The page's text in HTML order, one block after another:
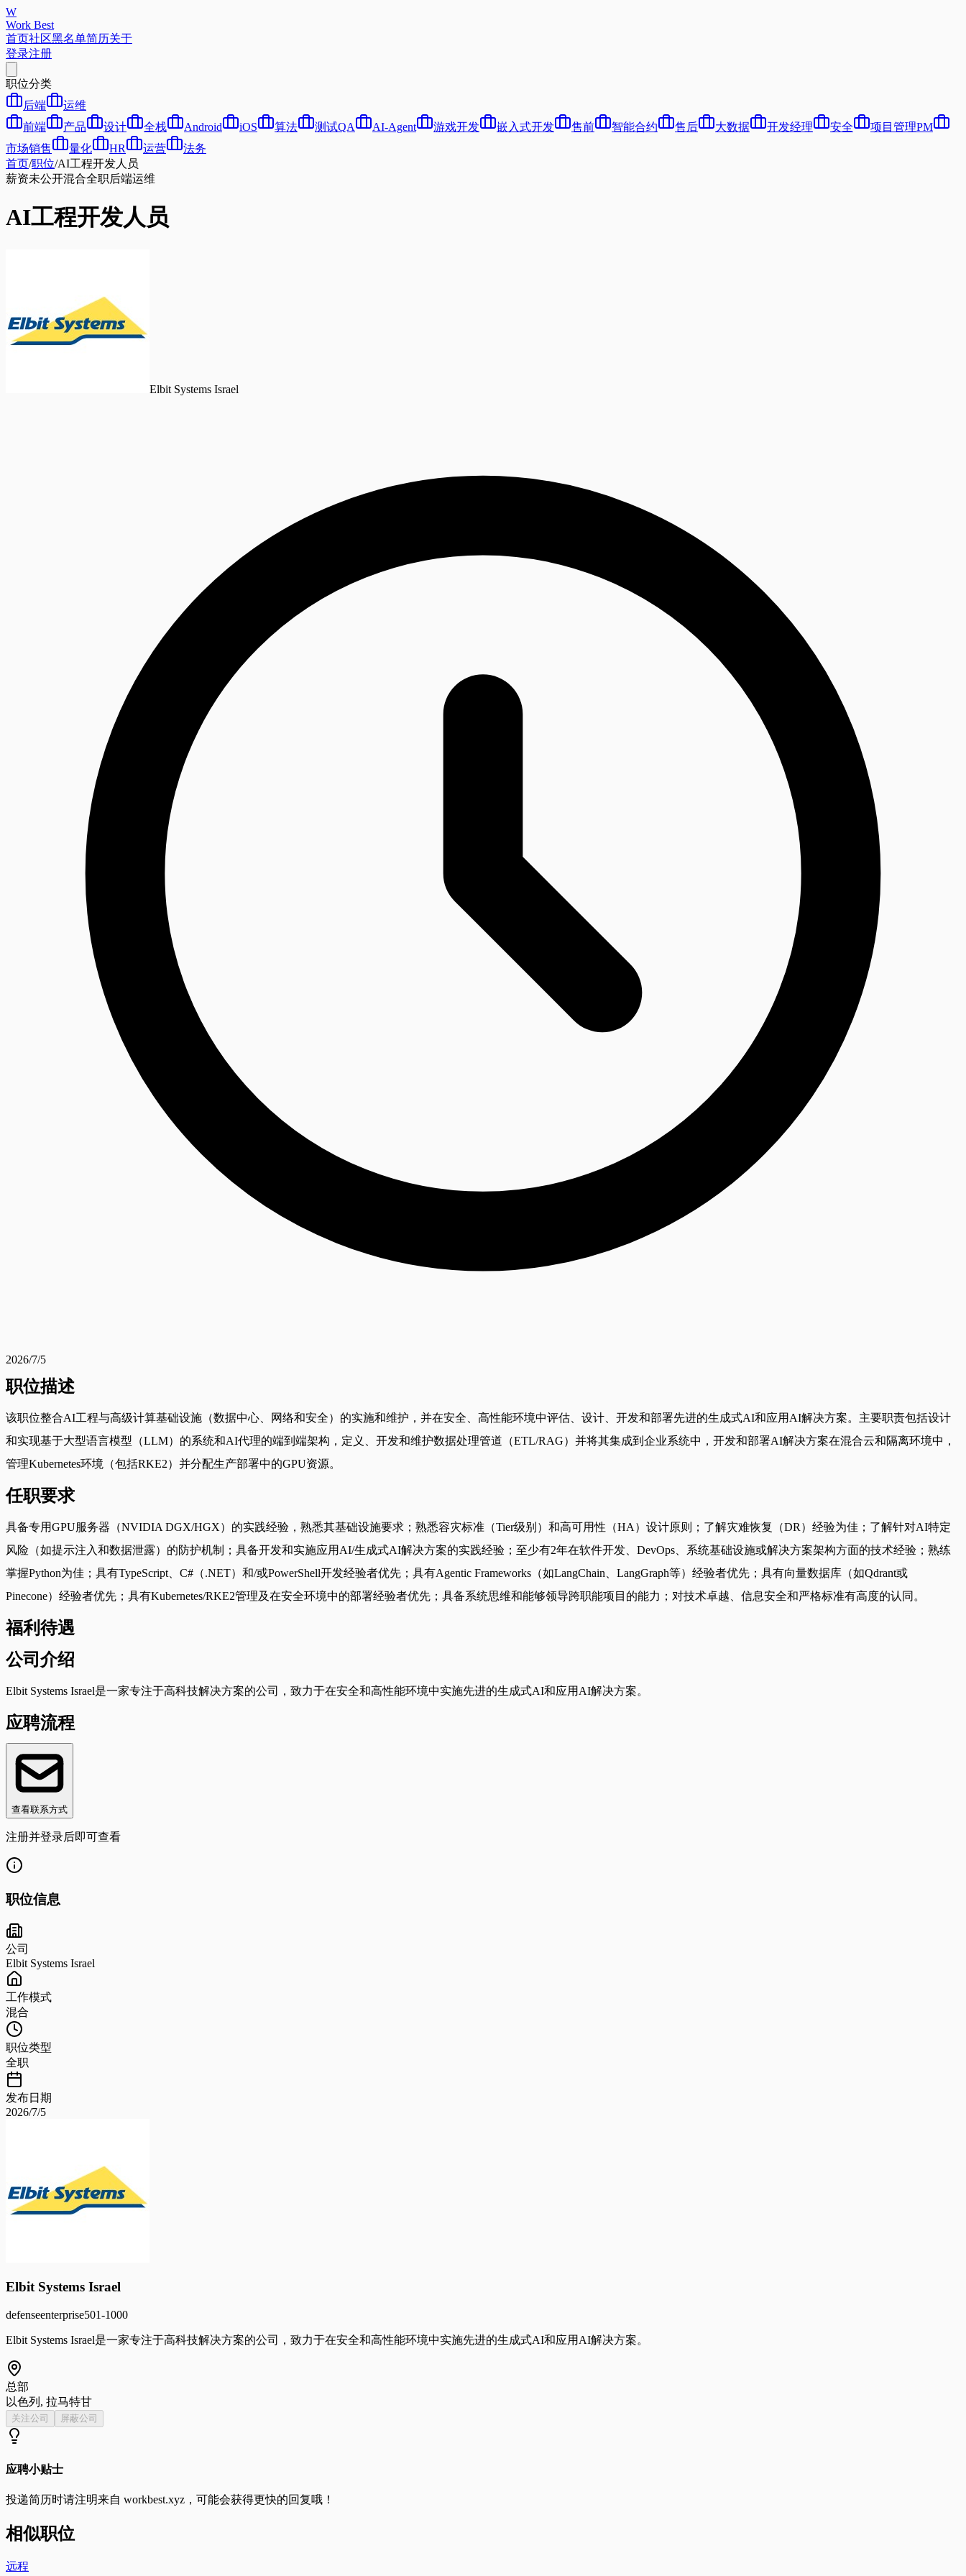
W
Work Best
首页社区黑名单简历关于
登录注册
职位分类
后端
运维
前端
产品 设计 全栈 Android iOS 算法 测试QA AI-Agent 游戏开发 嵌入式开发 售前 智能合约 售后 大数据 开发经理 安全
项目管理PM
市场销售
量化 HR 运营
法务
首页/职位/AI工程开发人员
薪资未公开混合全职后端运维
AI工程开发人员
Elbit Systems Israel
2026/7/5
职位描述
该职位整合AI工程与高级计算基础设施（数据中心、网络和安全）的实施和维护，并在安全、高性能环境中评估、设计、开发和部署先进的生成式AI和应用AI解决方案。主要职责包括设计
和实现基于大型语言模型（LLM）的系统和AI代理的端到端架构，定义、开发和维护数据处理管道（ETL/RAG）并将其集成到企业系统中，开发和部署AI解决方案在混合云和隔离环境中，
管理Kubernetes环境（包括RKE2）并分配生产部署中的GPU资源。
任职要求
具备专用GPU服务器（NVIDIA DGX/HGX）的实践经验，熟悉其基础设施要求；熟悉容灾标准（Tier级别）和高可用性（HA）设计原则；了解灾难恢复（DR）经验为佳；了解针对AI特定
风险（如提示注入和数据泄露）的防护机制；具备开发和实施应用AI/生成式AI解决方案的实践经验；至少有2年在软件开发、DevOps、系统基础设施或解决方案架构方面的技术经验；熟练
掌握Python为佳；具有TypeScript、C#（.NET）和/或PowerShell开发经验者优先；具有Agentic Frameworks（如LangChain、LangGraph等）经验者优先；具有向量数据库（如Qdrant或
Pinecone）经验者优先；具有Kubernetes/RKE2管理及在安全环境中的部署经验者优先；具备系统思维和能够领导跨职能项目的能力；对技术卓越、信息安全和严格标准有高度的认同。
福利待遇
公司介绍
Elbit Systems Israel是一家专注于高科技解决方案的公司，致力于在安全和高性能环境中实施先进的生成式AI和应用AI解决方案。
应聘流程
查看联系方式
注册并登录后即可查看
职位信息
公司
Elbit Systems Israel
工作模式
混合
职位类型
全职
发布日期
2026/7/5
Elbit Systems Israel
defenseenterprise501-1000
Elbit Systems Israel是一家专注于高科技解决方案的公司，致力于在安全和高性能环境中实施先进的生成式AI和应用AI解决方案。
总部
以色列, 拉马特甘
关注公司 屏蔽公司
应聘小贴士
投递简历时请注明来自 workbest.xyz ，可能会获得更快的回复哦！
相似职位
远程